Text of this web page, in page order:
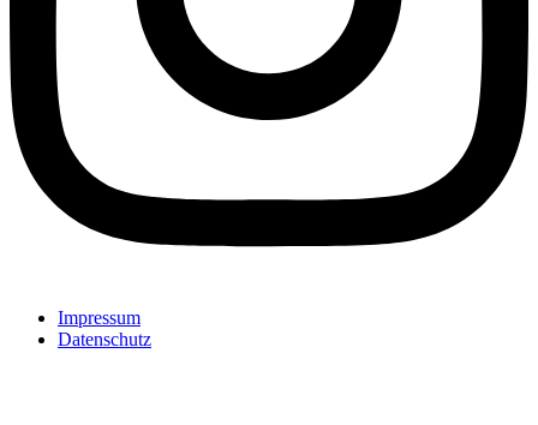
Impressum
Datenschutz